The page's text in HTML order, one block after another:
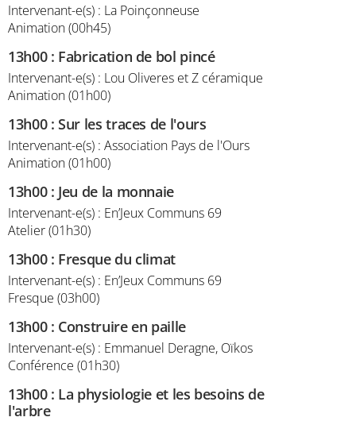
Intervenant-e(s) : La Poinçonneuse
Animation (00h45)
13h00: Fabrication de bol pincé
Intervenant-e(s) : Lou Oliveres et Z céramique
Animation (01h00)
13h00:Sur les traces de l'ours
Intervenant-e(s) : Association Pays de l'Ours
Animation (01h00)
13h00: Jeu de la monnaie
Intervenant-e(s) : En’Jeux Communs 69
Atelier (01h30)
13h00: Fresque du climat
Intervenant-e(s) : En’Jeux Communs 69
Fresque (03h00)
13h00: Construire en paille
Intervenant-e(s) : Emmanuel Deragne, Oïkos
Conférence (01h30)
13h00: La physiologie et les besoins de
l'arbre